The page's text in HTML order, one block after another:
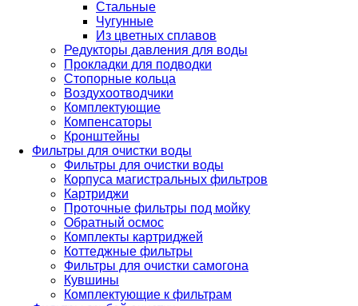
Стальные
Чугунные
Из цветных сплавов
Редукторы давления для воды
Прокладки для подводки
Стопорные кольца
Воздухоотводчики
Комплектующие
Компенсаторы
Кронштейны
Фильтры для очистки воды
Фильтры для очистки воды
Корпуса магистральных фильтров
Картриджи
Проточные фильтры под мойку
Обратный осмос
Комплекты картриджей
Коттеджные фильтры
Фильтры для очистки самогона
Кувшины
Комплектующие к фильтрам